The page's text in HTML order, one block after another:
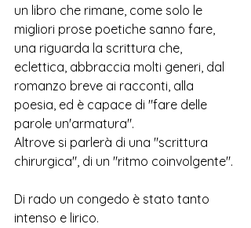
un libro che rimane, come solo le
migliori prose poetiche sanno fare,
una riguarda la scrittura che,
eclettica, abbraccia molti generi, dal
romanzo breve ai racconti, alla
poesia, ed è capace di "fare delle
parole un'armatura".
Altrove si parlerà di una "scrittura
chirurgica", di un "ritmo coinvolgente".
Di rado un congedo è stato tanto
intenso e lirico.